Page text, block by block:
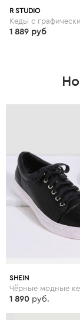
R STUDIO
1 889 руб
SHEIN
Чёрные модные
1 890 руб.